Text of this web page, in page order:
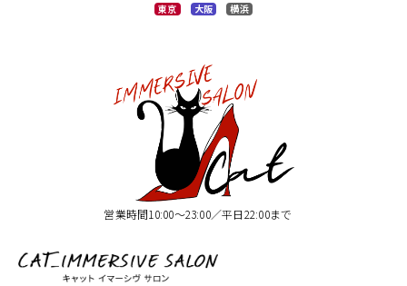
東京 大阪 横浜
営業時間10:00〜23:00／平日22:00まで